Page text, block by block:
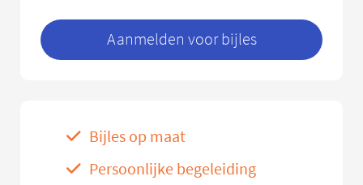
Aanmelden voor bijles
Bijles op maat
Persoonlijke begeleiding